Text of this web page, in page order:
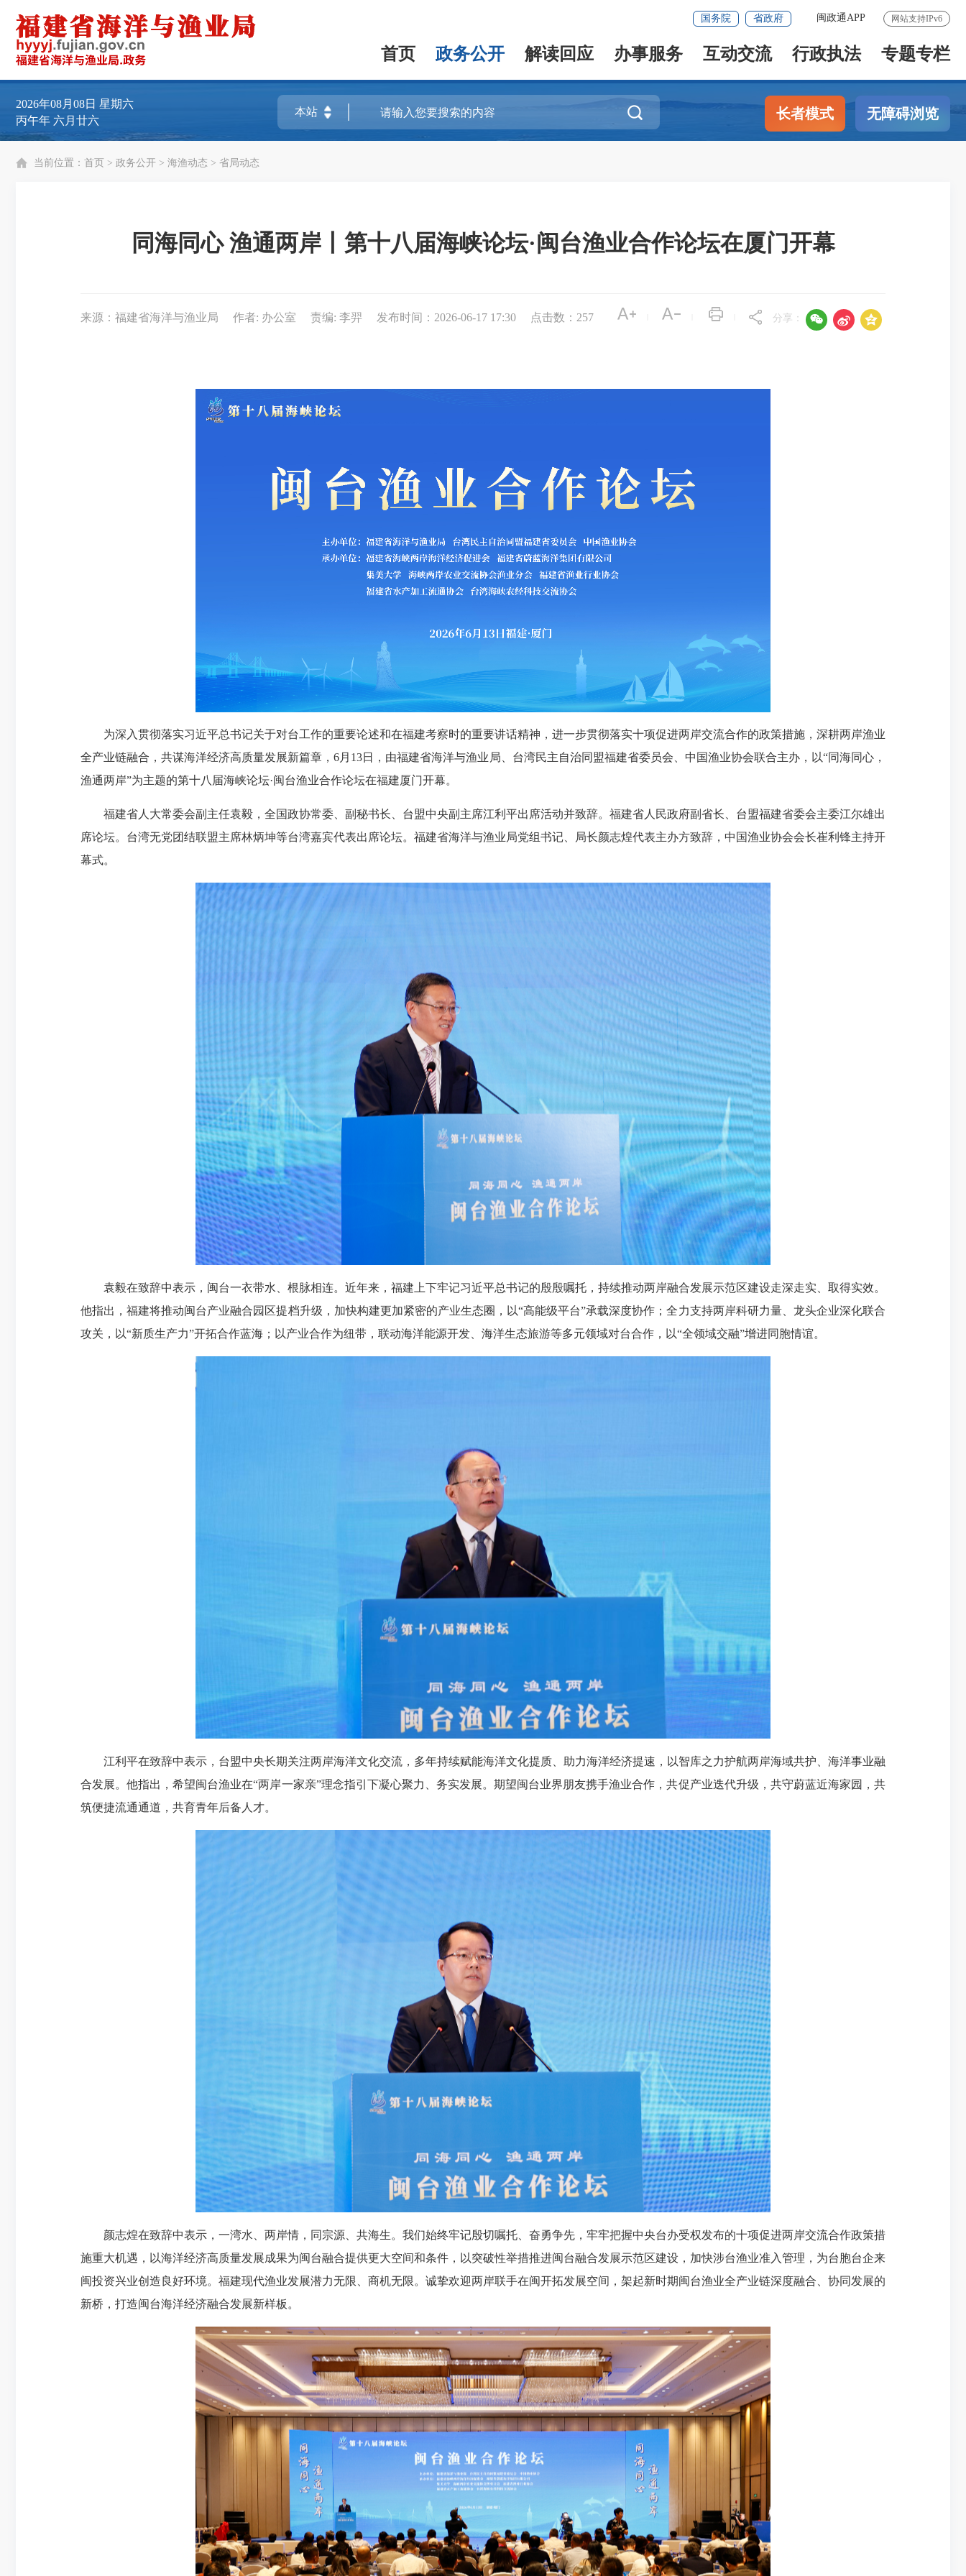
网站支持IPv6
闽政通APP
国务院 省政府
首页 政务公开 解读回应 办事服务 互动交流 行政执法 专题专栏
2026年08月08日 星期六
丙午年 六月廿六
 长者模式 无障碍浏览
当前位置： 首页 > 政务公开 > 海渔动态 > 省局动态
同海同心 渔通两岸丨第十八届海峡论坛·闽台渔业合作论坛在厦门开幕
来源：福建省海洋与渔业局 作者: 办公室 责编: 李羿 发布时间：2026-06-17 17:30 点击数： 257 分享：   
为深入贯彻落实习近平总书记关于对台工作的重要论述和在福建考察时的重要讲话精神，进一步贯彻落实十项促进两岸交流合作的政策措施，深耕两岸渔业
全产业链融合，共谋海洋经济高质量发展新篇章，6月13日，由福建省海洋与渔业局、台湾民主自治同盟福建省委员会、中国渔业协会联合主办，以“同海同心，
渔通两岸”为主题的第十八届海峡论坛·闽台渔业合作论坛在福建厦门开幕。
福建省人大常委会副主任袁毅，全国政协常委、副秘书长、台盟中央副主席江利平出席活动并致辞。福建省人民政府副省长、台盟福建省委会主委江尔雄出
席论坛。台湾无党团结联盟主席林炳坤等台湾嘉宾代表出席论坛。福建省海洋与渔业局党组书记、局长颜志煌代表主办方致辞，中国渔业协会会长崔利锋主持开
幕式。
袁毅在致辞中表示，闽台一衣带水、根脉相连。近年来，福建上下牢记习近平总书记的殷殷嘱托，持续推动两岸融合发展示范区建设走深走实、取得实效。
他指出，福建将推动闽台产业融合园区提档升级，加快构建更加紧密的产业生态圈，以“高能级平台”承载深度协作；全力支持两岸科研力量、龙头企业深化联合
攻关，以“新质生产力”开拓合作蓝海；以产业合作为纽带，联动海洋能源开发、海洋生态旅游等多元领域对台合作，以“全领域交融”增进同胞情谊。
江利平在致辞中表示，台盟中央长期关注两岸海洋文化交流，多年持续赋能海洋文化提质、助力海洋经济提速，以智库之力护航两岸海域共护、海洋事业融
合发展。他指出，希望闽台渔业在“两岸一家亲”理念指引下凝心聚力、务实发展。期望闽台业界朋友携手渔业合作，共促产业迭代升级，共守蔚蓝近海家园，共
筑便捷流通通道，共育青年后备人才。
颜志煌在致辞中表示，一湾水、两岸情，同宗源、共海生。我们始终牢记殷切嘱托、奋勇争先，牢牢把握中央台办受权发布的十项促进两岸交流合作政策措
施重大机遇，以海洋经济高质量发展成果为闽台融合提供更大空间和条件，以突破性举措推进闽台融合发展示范区建设，加快涉台渔业准入管理，为台胞台企来
闽投资兴业创造良好环境。福建现代渔业发展潜力无限、商机无限。诚挚欢迎两岸联手在闽开拓发展空间，架起新时期闽台渔业全产业链深度融合、协同发展的
新桥，打造闽台海洋经济融合发展新样板。